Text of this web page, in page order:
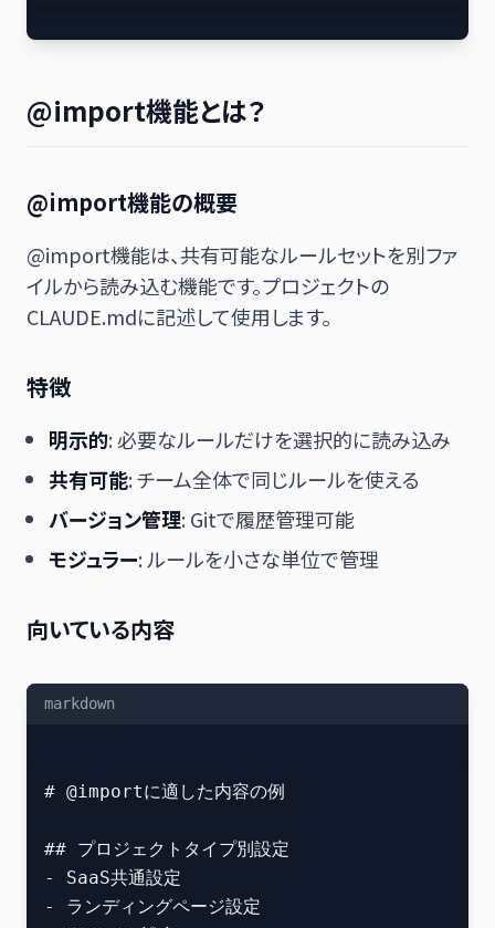
@import機能とは？
@import機能の概要
@import機能は、共有可能なルールセットを別ファ
イルから読み込む機能です。プロジェクトの
CLAUDE.mdに記述して使用します。
特徴
明示的: 必要なルールだけを選択的に読み込み
共有可能: チーム全体で同じルールを使える
バージョン管理: Gitで履歴管理可能
モジュラー: ルールを小さな単位で管理
向いている内容
markdown
# @importに適した内容の例
## プロジェクトタイプ別設定
- SaaS共通設定
- ランディングページ設定